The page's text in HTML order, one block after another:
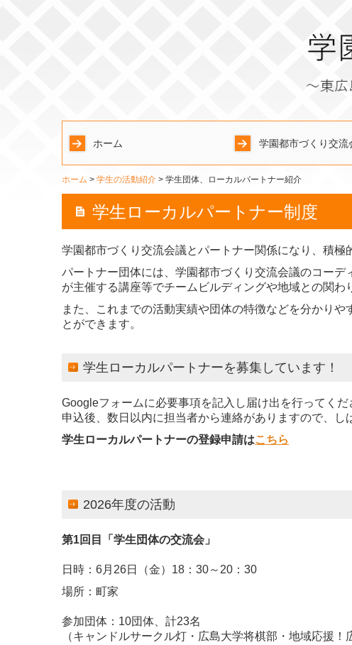
ホーム 学園都市づくり交流
ホーム 学生の活動紹介 学生団体、ローカルパートナー紹介
学生ローカルパートナー制度
学園都市づくり交流会議とパートナー関係になり、積極
パートナー団体には、学園都市づくり交流会議のコー
が主催する講座等でチームビルディングや地域との関わ
また、これまでの活動実績や団体の特徴などを分かり
とができます。
学生ローカルパートナーを募集しています！
Googleフォームに必要事項
申込後、数日以内に担当者から連絡がありますので、し
学生ローカルパートナーの登録申請はこちら
2026年度の活動
第1回目「学生団体の交流会」
日時：6月26日（金）18：30～20：30
場所：町家
参加団体：10団体、計23名
（キャンドルサークル灯・広島大学将棋部・地域応援！